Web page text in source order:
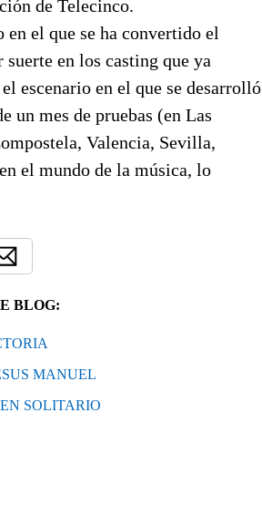
de Telecinco.
el que se ha convertido el
en los casting que ya
escenario en el que se desarrolló
un mes de pruebas (en Las
Valencia, Sevilla,
el mundo de la música, lo
BLOG:
MANUEL
SOLITARIO